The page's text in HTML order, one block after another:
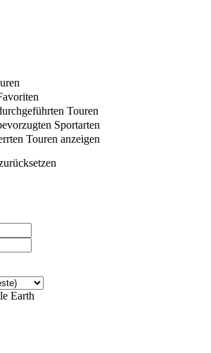
Touren
Sportarten
Touren anzeigen
Earth